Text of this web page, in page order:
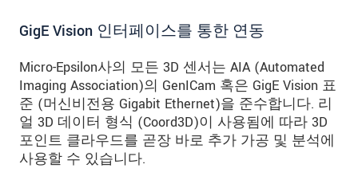
GigE Vision 인터페이스를 통한 연동
Micro-Epsilon사의 모든 3D 센서는 AIA (Automated
Imaging Association)의 GenICam 혹은 GigE Vision 표
준 (머신비전용 Gigabit Ethernet)을 준수합니다. 리
얼 3D 데이터 형식 (Coord3D)이 사용됨에 따라 3D
포인트 클라우드를 곧장 바로 추가 가공 및 분석에
사용할 수 있습니다.